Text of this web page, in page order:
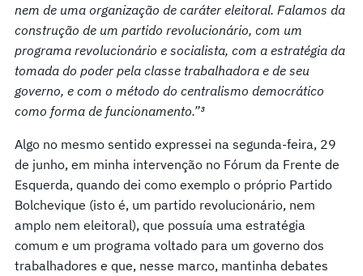
nem de uma organização de caráter eleitoral. Falamos da
construção de um partido revolucionário, com um
programa revolucionário e socialista, com a estratégia da
tomada do poder pela classe trabalhadora e de seu
governo, e com o método do centralismo democrático
como forma de funcionamento.”³
Algo no mesmo sentido expressei na segunda-feira, 29
de junho, em minha intervenção no Fórum da Frente de
Esquerda, quando dei como exemplo o próprio Partido
Bolchevique (isto é, um partido revolucionário, nem
amplo nem eleitoral), que possuía uma estratégia
comum e um programa voltado para um governo dos
trabalhadores e que, nesse marco, mantinha debates